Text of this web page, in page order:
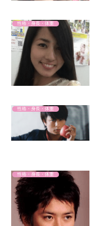
性格・身長・体重
性格・身長・体重
性格・身長・体重